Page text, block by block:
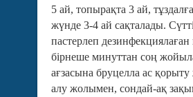
5 ай, топырақта 3 ай,
жүнде 3-4 ай сақталады.
пастерлеп дезинфекциялаған
бірнеше минуттан соң
ағзасына бруцелла ас
алу жолымен, сондай-ақ